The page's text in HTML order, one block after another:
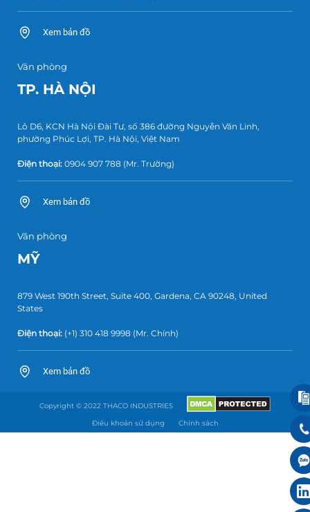
Xem bản đồ
Văn phòng
TP. HÀ NỘI
Lô D6, KCN Hà Nội Đài Tư, số 386 đường Nguyễn Văn Linh,
phường Phúc Lợi, TP. Hà Nội, Việt Nam
Điện thoại: 0904 907 788 (Mr. Trường)
Xem bản đồ
Văn phòng
MỸ
879 West 190th Street, Suite 400, Gardena, CA 90248, United
States
Điện thoại: (+1) 310 418 9998 (Mr. Chính)
Xem bản đồ
Copyright © 2022 THACO INDUSTRIES
Điều khoản sử dụng
Chính sách